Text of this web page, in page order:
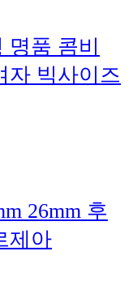
품 콤비
자 빅사이즈
26mm 후
제아